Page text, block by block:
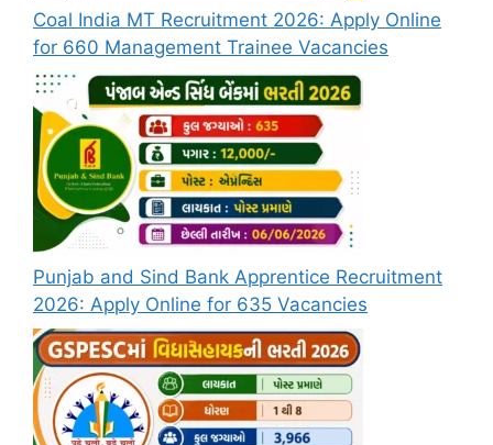
Coal India MT Recruitment 2026: Apply Online
for 660 Management Trainee Vacancies
Punjab and Sind Bank Apprentice Recruitment
2026: Apply Online for 635 Vacancies